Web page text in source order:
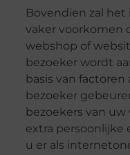
Bovendien zal
vaker voorkomen
webshop of
bezoeker wordt
basis van
bezoeker
bezoekers van
extra persoonlijke
u er als